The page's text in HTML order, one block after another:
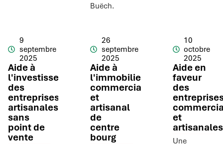
Buëch.
9
septembre
2025
Aide à
l'investissement
des
entreprises
artisanales
sans
point de
vente
26
septembre
2025
Aide à
l'immobilier
commercial
et
artisanal
de
centre
bourg
10
octobre
2025
Aide en
faveur
des
et
artisanales
Une